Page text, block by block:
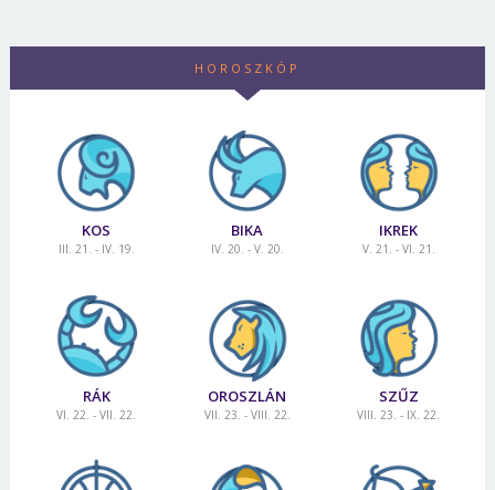
HOROSZKÓP
KOS
III. 21. - IV. 19.
BIKA
IV. 20. - V. 20.
IKREK
V. 21. - VI. 21.
RÁK
VI. 22. - VII. 22.
OROSZLÁN
VII. 23. - VIII. 22.
SZŰZ
VIII. 23. - IX. 22.